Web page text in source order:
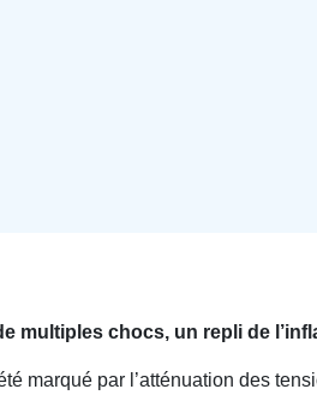
multiples chocs, un repli de
marqué par l’atténuation des